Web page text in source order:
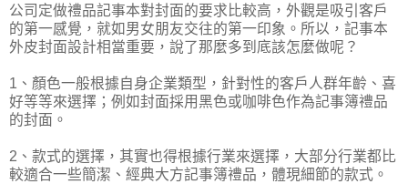
公司定做禮品記事本對封面的要求比較高，外觀是吸引客戶
的第一感覺，就如男女朋友交往的第一印象。所以，記事本
外皮封面設計相當重要，說了那麼多到底該怎麼做呢？
1、顏色一般根據自身企業類型，針對性的客戶人群年齡、喜
好等等來選擇；例如封面採用黑色或咖啡色作為記事簿禮品
的封面。
2、款式的選擇，其實也得根據行業來選擇，大部分行業都比
較適合一些簡潔、經典大方記事簿禮品，體現細節的款式。